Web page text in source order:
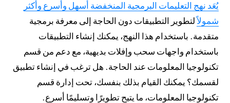
يُعَد نهج التعليمات البرمجية المنخفضة أسهل وأسرع وأكثر
شمولاًلتطوير التطبيقات دون الحاجة إلى معرفة برمجية
متقدمة. باستخدام هذا النهج، يمكنك إنشاء التطبيقات
باستخدام واجهات سحب وإفلات بديهية، مع دعم من قسم
تكنولوجيا المعلومات عند الحاجة. هل ترغب في إنشاء تطبيق
لقسمك؟ يمكنك القيام بذلك بنفسك، تحت إدارة قسم
تكنولوجيا المعلومات، ما يتيح تطويرًا وتسليمًا أسرع.